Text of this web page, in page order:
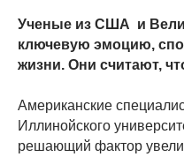
Ученые из США и
ключевую эмоцию,
жизни. Они считают,
Американские
Иллинойского
решающий фактор